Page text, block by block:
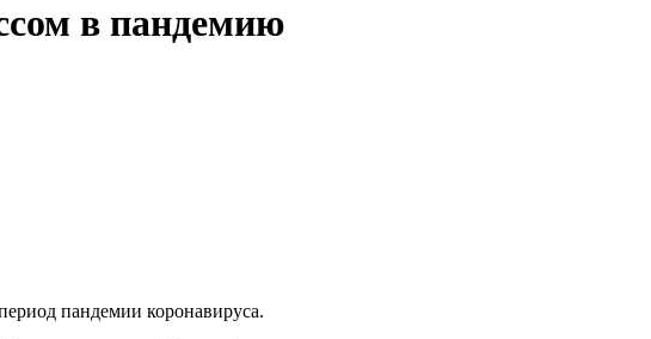
в пандемию
пандемии коронавируса.